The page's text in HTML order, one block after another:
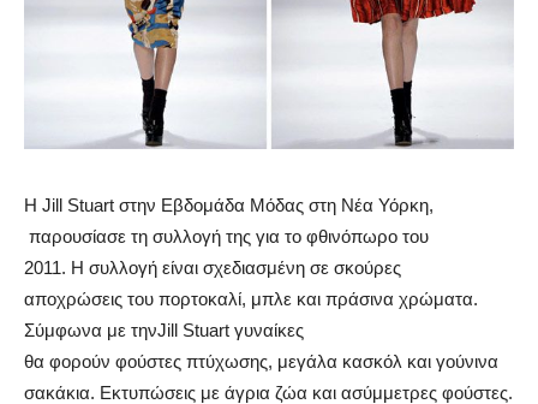
Η Jill Stuart στην Εβδομάδα Μόδας στη Νέα Υόρκη,
παρουσίασε τη συλλογή της για το φθινόπωρο του
2011. Η συλλογή είναι σχεδιασμένη σε σκούρες
αποχρώσεις του πορτοκαλί, μπλε και πράσινα χρώματα.
Σύμφωνα με τηνJill Stuart γυναίκες
θα φορούν φούστες πτύχωσης, μεγάλα κασκόλ και γούνινα
σακάκια. Εκτυπώσεις με άγρια ζώα και ασύμμετρες φούστες.